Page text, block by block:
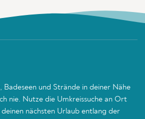
Badeseen und Strände in deiner Nähe
nie. Nutze die Umkreissuche an Ort
nächsten Urlaub entlang der